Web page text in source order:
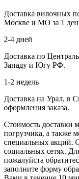
Доставка вилочных
Москве и МО за 1
2-4 дней
Доставка по
Западу и Югу РФ.
1-2 недель
Доставка на Урал, в
оформления заказа.
Стоимость доставки
погрузчика, а также
специальных акций.
социальных сетях.
пожалуйста
заполните форму